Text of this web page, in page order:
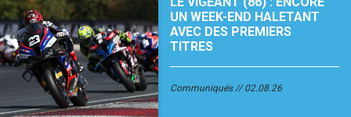
UN WEEK-END HALETANT
AVEC DES PREMIERS
TITRES
Communiqués 02.08.26